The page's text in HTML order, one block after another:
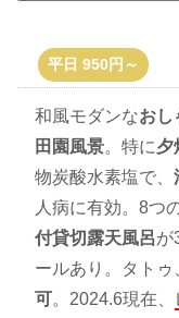
平日 950円～
和風モダンなおし
田園風景。特に夕
物炭酸水素塩で、
人病に有効。8つ
付貸切露天風呂が
ールあり。タトゥ
可 。2024.6現在、